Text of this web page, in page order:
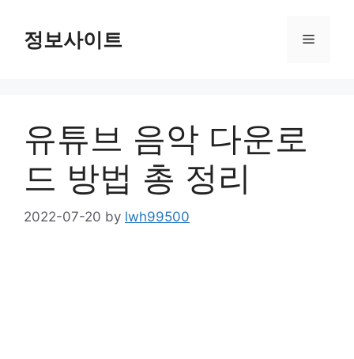
content정보사이트 Menu
유튜브 음악 다운로
드 방법 총 정리
2022-07-20 by lwh99500